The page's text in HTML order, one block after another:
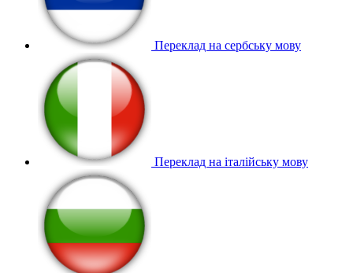
Переклад на сербську мову
Переклад на італійську мову